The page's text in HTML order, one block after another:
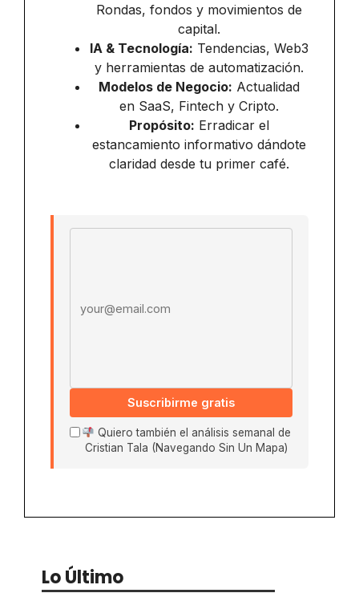
Rondas, fondos y movimientos de
capital.
IA & Tecnología: Tendencias, Web3
y herramientas de automatización.
Modelos de Negocio: Actualidad
en SaaS, Fintech y Cripto.
Propósito: Erradicar el
estancamiento informativo dándote
claridad desde tu primer café.
Suscribirme gratis
Quiero también el análisis semanal de
Cristian Tala (Navegando Sin Un Mapa)
Lo Último